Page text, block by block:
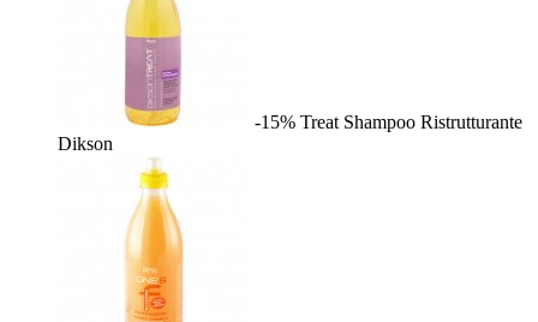
-15% Treat Shampoo Ristrutturante
Dikson